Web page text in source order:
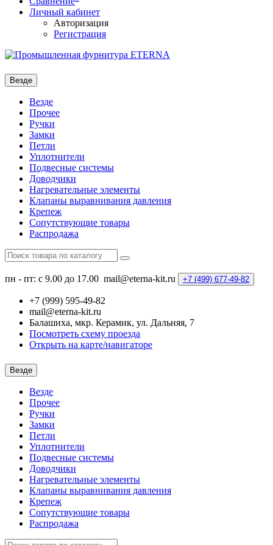
Личный кабинет
Авторизация
Регистрация
Везде
Везде
Прочее
Ручки
Замки
Петли
Уплотнители
Подвесные системы
Доводчики
Нагревательные элементы
Клапаны выравнивания давления
Крепеж
Сопутствующие товары
Распродажа
пн - пт: с 9.00 до 17.00 mail@eterna-kit.ru +7 (499) 677-49-82
+7 (999) 595-49-82
mail@eterna-kit.ru
Балашиха, мкр. Керамик, ул. Дальняя, 7
Посмотреть схему проезда
Открыть на карте/навигаторе
Везде
Везде
Прочее
Ручки
Замки
Петли
Уплотнители
Подвесные системы
Доводчики
Нагревательные элементы
Клапаны выравнивания давления
Крепеж
Сопутствующие товары
Распродажа